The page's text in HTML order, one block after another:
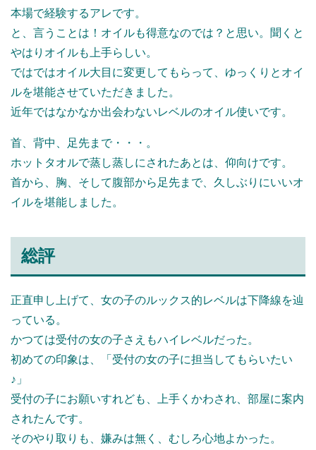
本場で経験するアレです。
と、言うことは！オイルも得意なのでは？と思い。聞くと
やはりオイルも上手らしい。
ではではオイル大目に変更してもらって、ゆっくりとオイ
ルを堪能させていただきました。
近年ではなかなか出会わないレベルのオイル使いです。
首、背中、足先まで・・・。
ホットタオルで蒸し蒸しにされたあとは、仰向けです。
首から、胸、そして腹部から足先まで、久しぶりにいいオ
イルを堪能しました。
総評
正直申し上げて、女の子のルックス的レベルは下降線を辿
っている。
かつては受付の女の子さえもハイレベルだった。
初めての印象は、「受付の女の子に担当してもらいたい
♪」
受付の子にお願いすれども、上手くかわされ、部屋に案内
されたんです。
そのやり取りも、嫌みは無く、むしろ心地よかった。